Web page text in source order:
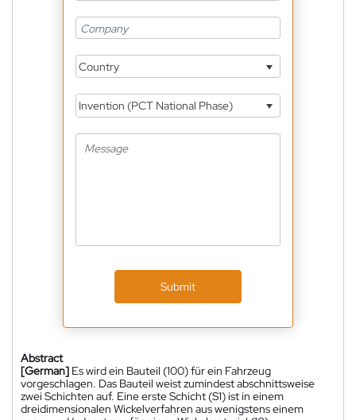
Country
Invention (PCT National Phase)
Submit
Abstract
[German] Es wird ein Bauteil (100) für ein Fahrzeug
vorgeschlagen. Das Bauteil weist zumindest abschnittsweise
zwei Schichten auf. Eine erste Schicht (S1) ist in einem
dreidimensionalen Wickelverfahren aus wenigstens einem